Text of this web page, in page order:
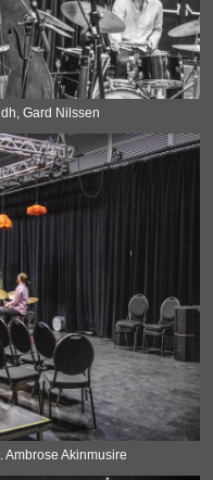
Gard Nilssen
Ambrose Akinmusire